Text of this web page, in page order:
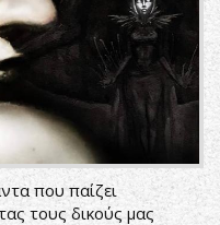
που παίζει
τους δικούς μας